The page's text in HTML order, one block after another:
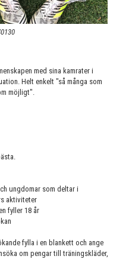
med sina kamrater i
Helt enkelt "så många som
möjligt".
ungdomar som deltar i
aktiviteter
fyller 18 år
fylla i en blankett och ange
om pengar till träningskläder,